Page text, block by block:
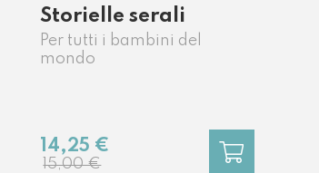
Storielle serali
Per tutti i bambini del
mondo
15,00 €
14,25 €